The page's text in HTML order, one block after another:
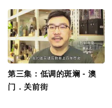
第三集：低调的斑斓 - 澳
门．关前街